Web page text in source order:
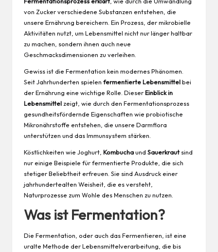
von Zucker verschiedene Substanzen entstehen, die
unsere Ernährung bereichern. Ein Prozess, der mikrobielle
Aktivitäten nutzt, um Lebensmittel nicht nur länger haltbar
zu machen, sondern ihnen auch neue
Geschmacksdimensionen zu verleihen.
Gewiss ist die Fermentation kein modernes Phänomen.
Seit Jahrhunderten spielen fermentierte Lebensmittelbei
der Ernährung eine wichtige Rolle. DieserEinblick in
Lebensmittelzeigt, wie durch den Fermentationsprozess
gesundheitsfördernde Eigenschaften wie probiotische
Mikronährstoffe entstehen, die unsere Darmflora
unterstützen und das Immunsystem stärken.
Köstlichkeiten wie Joghurt, Kombuchaund Sauerkraut sind
nur einige Beispiele für fermentierte Produkte, die sich
stetiger Beliebtheit erfreuen. Sie sind Ausdruck einer
jahrhundertealten Weisheit, die es versteht,
Naturprozesse zum Wohle des Menschen zu nutzen.
Was ist Fermentation?
Die Fermentation, oder auch das Fermentieren, ist eine
uralte Methode der Lebensmittelverarbeitung, die bis